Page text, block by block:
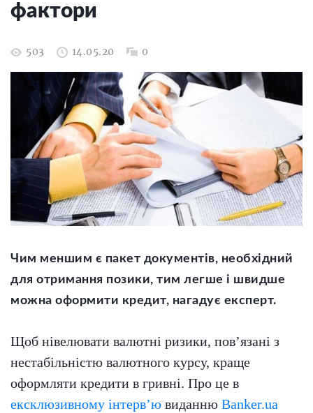
фактори
503 14.05.20 0
Чим меншим є пакет документів, необхідний
для отримання позики, тим легше і швидше
можна оформити кредит, нагадує експерт.
Щоб нівелювати валютні ризики, пов’язані з
нестабільністю валютного курсу, краще
оформляти кредити в гривні. Про це в
ексклюзивному інтерв’ю виданню Banker.ua